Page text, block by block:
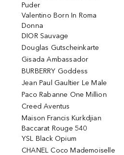
Puder
Valentino Born In Roma
Donna
DIOR Sauvage
Douglas Gutscheinkarte
Gisada Ambassador
BURBERRY Goddess
Jean Paul Gaultier Le Male
Paco Rabanne One Million
Creed Aventus
Maison Francis Kurkdjian
Baccarat Rouge 540
YSL Black Opium
CHANEL Coco Mademoiselle